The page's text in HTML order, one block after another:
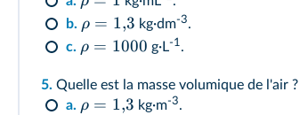
b. ρ = 1,3 kg·dm-3.
c. ρ = 1000 g·L-1.
5. Quelle est la masse volumique de l'air ?
a. ρ = 1,3 kg·m-3.